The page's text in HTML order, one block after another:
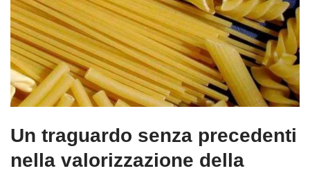
Un traguardo senza precedenti
nella valorizzazione della